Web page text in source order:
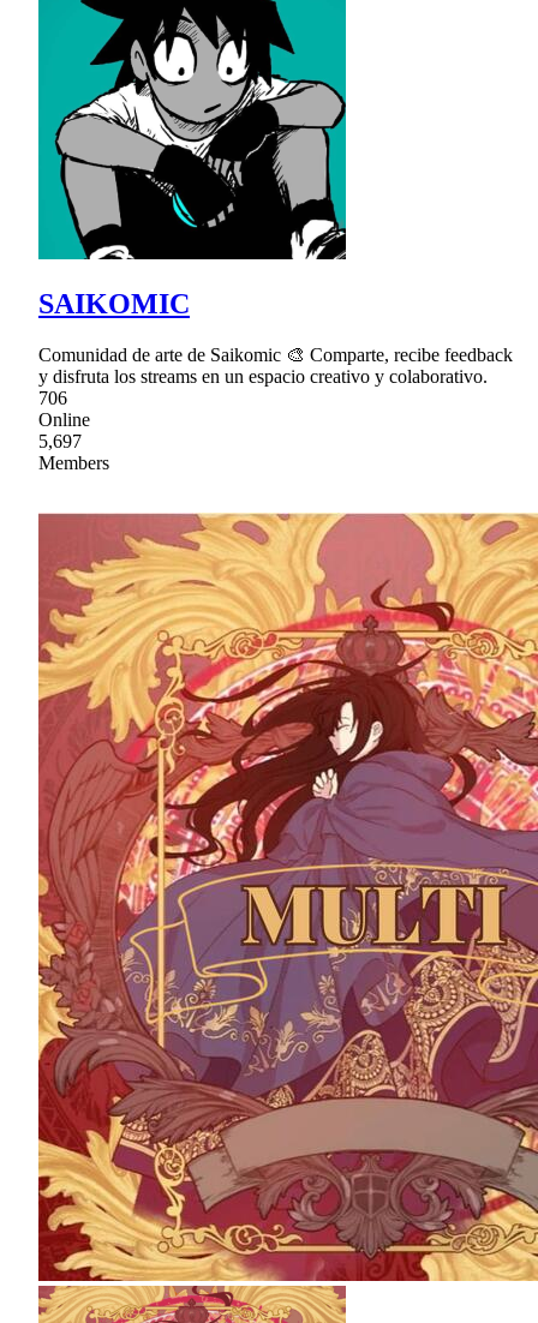
SAIKOMIC
Comunidad de arte de Saikomic 🎨 Comparte, recibe feedback
y disfruta los streams en un espacio creativo y colaborativo.
706
Online
5,697
Members